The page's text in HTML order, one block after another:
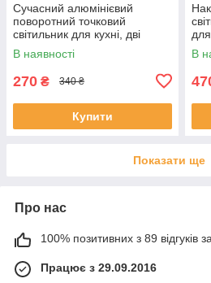
Сучасний алюмінієвий
поворотний точковий
світильник для кухні, дві
лампи QXL-160B-11-2-BK+SL
В наявності
270 ₴ 340 ₴
Купити
В
Показати ще
Про нас
100% позитивних з 89 відгуків
Працює з 29.09.2016